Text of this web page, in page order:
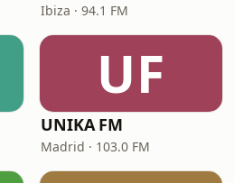
Ibiza · 94.1 FM
UF
UNIKA FM
Madrid · 103.0 FM